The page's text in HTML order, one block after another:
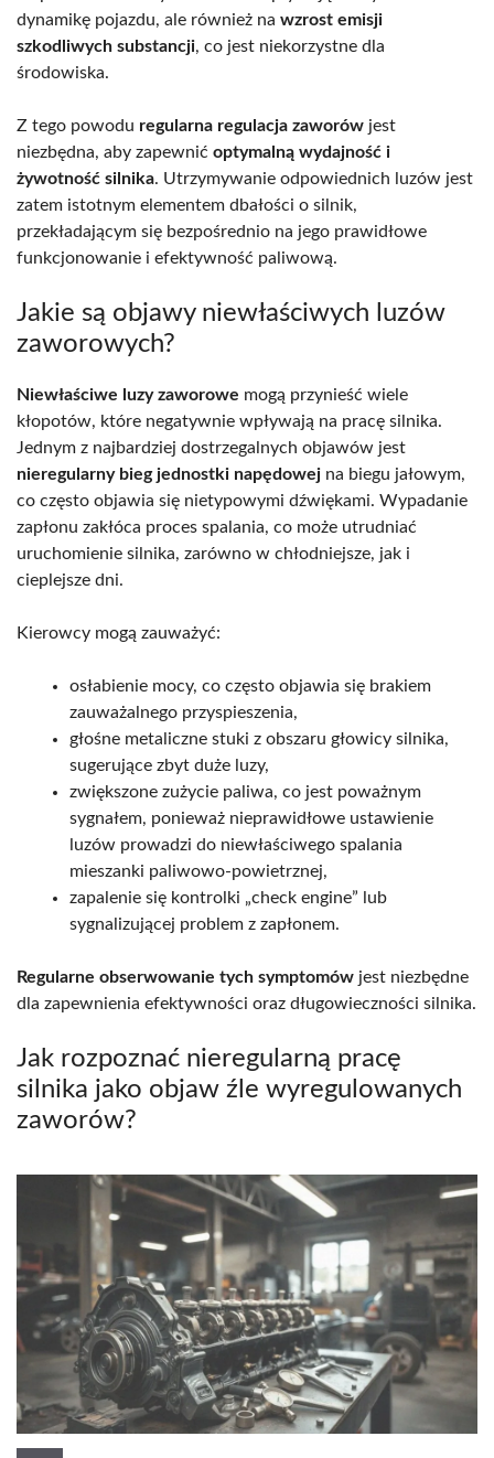
dynamikę pojazdu, ale również na wzrost emisji
szkodliwych substancji, co jest niekorzystne dla
środowiska.
Z tego powodu regularna regulacja zaworów jest
niezbędna, aby zapewnić optymalną wydajność i
żywotność silnika. Utrzymywanie odpowiednich luzów jest
zatem istotnym elementem dbałości o silnik,
przekładającym się bezpośrednio na jego prawidłowe
funkcjonowanie i efektywność paliwową.
Jakie są objawy niewłaściwych luzów
zaworowych?
Niewłaściwe luzy zaworowe mogą przynieść wiele
kłopotów, które negatywnie wpływają na pracę silnika.
Jednym z najbardziej dostrzegalnych objawów jest
nieregularny bieg jednostki napędowej na biegu jałowym,
co często objawia się nietypowymi dźwiękami. Wypadanie
zapłonu zakłóca proces spalania, co może utrudniać
uruchomienie silnika, zarówno w chłodniejsze, jak i
cieplejsze dni.
Kierowcy mogą zauważyć:
osłabienie mocy, co często objawia się brakiem
zauważalnego przyspieszenia,
głośne metaliczne stuki z obszaru głowicy silnika,
sugerujące zbyt duże luzy,
zwiększone zużycie paliwa, co jest poważnym
sygnałem, ponieważ nieprawidłowe ustawienie
luzów prowadzi do niewłaściwego spalania
mieszanki paliwowo-powietrznej,
zapalenie się kontrolki „check engine” lub
sygnalizującej problem z zapłonem.
Regularne obserwowanie tych symptomów jest niezbędne
dla zapewnienia efektywności oraz długowieczności silnika.
Jak rozpoznać nieregularną pracę
silnika jako objaw źle wyregulowanych
zaworów?